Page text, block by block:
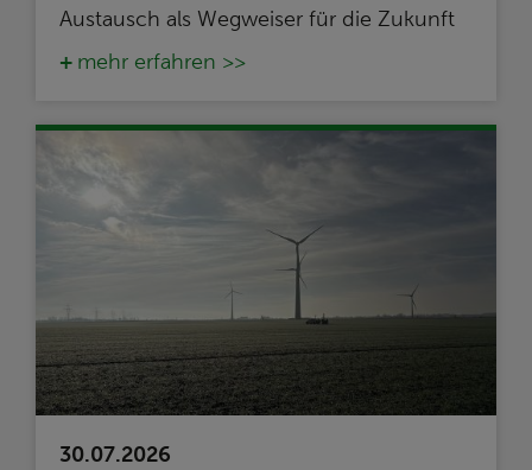
Austausch als Wegweiser für die Zukunft
mehr erfahren >>
30.07.2026